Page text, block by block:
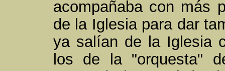
acompañaba con más
de la Iglesia para dar
ya salían de la Iglesia
los de la "orquesta"